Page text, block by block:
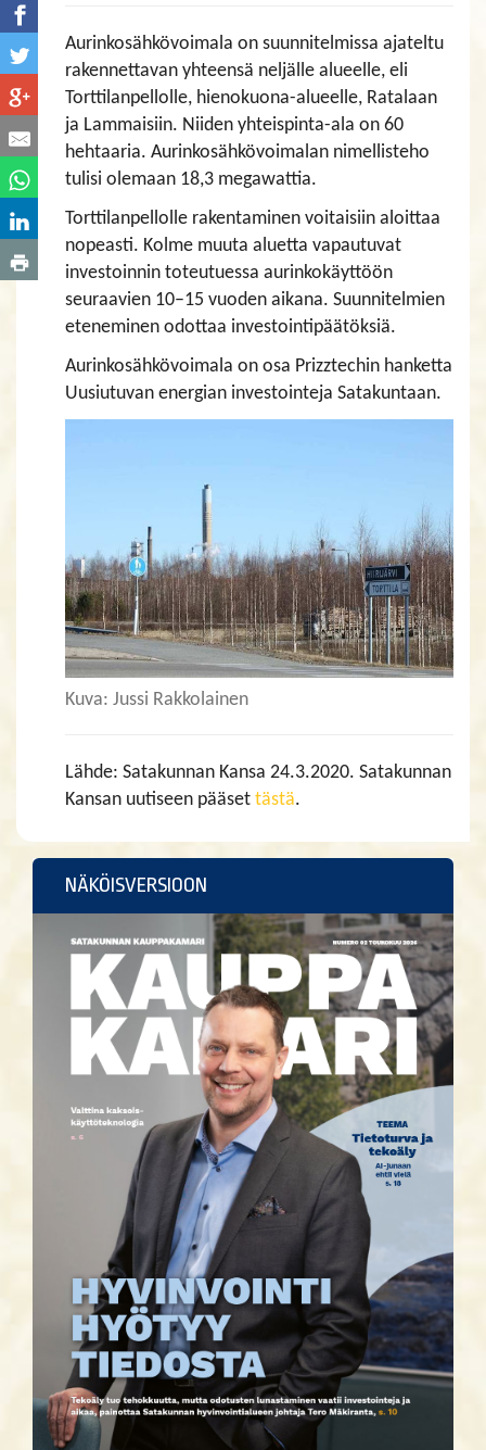
Aurinkosähkövoimala on suunnitelmissa ajateltu
rakennettavan yhteensä neljälle alueelle, eli
Torttilanpellolle, hienokuona-alueelle, Ratalaan
ja Lammaisiin. Niiden yhteispinta-ala on 60
hehtaaria. Aurinkosähkövoimalan nimellisteho
tulisi olemaan 18,3 megawattia.
Torttilanpellolle rakentaminen voitaisiin aloittaa
nopeasti. Kolme muuta aluetta vapautuvat
investoinnin toteutuessa aurinkokäyttöön
seuraavien 10–15 vuoden aikana. Suunnitelmien
eteneminen odottaa investointipäätöksiä.
Aurinkosähkövoimala on osa Prizztechin hanketta
Uusiutuvan energian investointeja Satakuntaan.
Kuva: Jussi Rakkolainen
Lähde: Satakunnan Kansa 24.3.2020. Satakunnan
Kansan uutiseen pääset tästä.
NÄKÖISVERSIOON